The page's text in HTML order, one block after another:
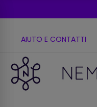
AIUTO E CONTATTI